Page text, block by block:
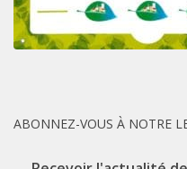
ABONNEZ-VOUS À NOTRE